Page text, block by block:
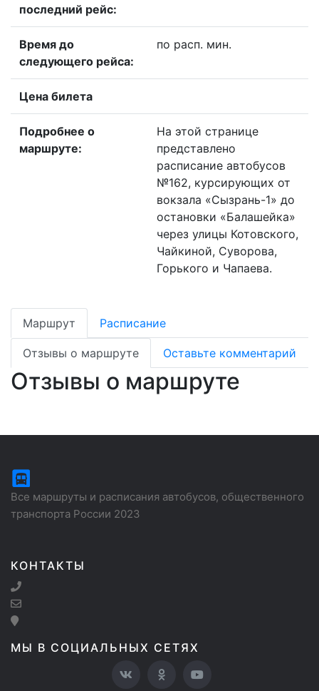
последний рейс:
Время до
следующего рейса:
по расп. мин.
Цена билета
Подробнее о
маршруте:
На этой странице
представлено
расписание автобусов
№162, курсирующих от
вокзала «Сызрань-1» до
остановки «Балашейка»
через улицы Котовского,
Чайкиной, Суворова,
Горького и Чапаева.
Маршрут Расписание
Отзывы о маршруте Оставьте комментарий
Отзывы о маршруте
Все маршруты и расписания автобусов, общественного
транспорта России 2023
КОНТАКТЫ
МЫ В СОЦИАЛЬНЫХ СЕТЯХ